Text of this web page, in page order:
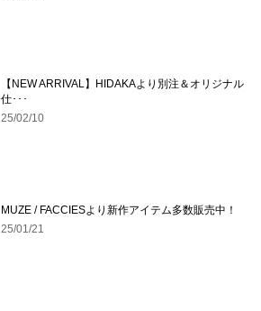
【NEW ARRIVAL】HIDAKAより別注＆オリジナル
仕･･･
25/02/10
MUZE / FACCIESより新作アイテム多数販売中！
25/01/21